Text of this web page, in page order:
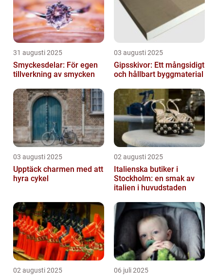
31 augusti 2025
Smyckesdelar: För egen
tillverkning av smycken
03 augusti 2025
Gipsskivor: Ett mångsidigt
och hållbart byggmaterial
03 augusti 2025
Upptäck charmen med att
hyra cykel
02 augusti 2025
Italienska butiker i
Stockholm: en smak av
italien i huvudstaden
02 augusti 2025 06 juli 2025